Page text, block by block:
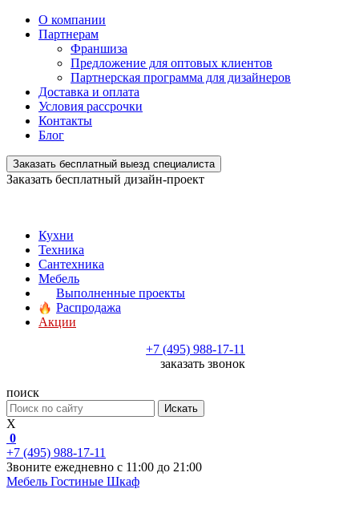
О компании
Партнерам
Франшиза
Предложение для оптовых клиентов
Партнерская программа для дизайнеров
Доставка и оплата
Условия рассрочки
Контакты
Блог
Заказать бесплатный выезд специалиста
Заказать бесплатный дизайн-проект
Кухни
Техника
Сантехника
Мебель
Выполненные проекты
Распродажа
Акции
+7 (495) 988-17-11
заказать звонок
поиск
Искать
X
0
+7 (495) 988-17-11
Звоните ежедневно с 11:00 до 21:00
Мебель Гостиные Шкаф